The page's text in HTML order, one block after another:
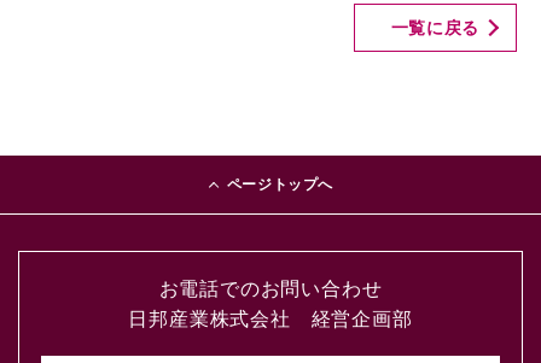
一覧に戻る
ページトップへ
お電話でのお問い合わせ
日邦産業株式会社 経営企画部